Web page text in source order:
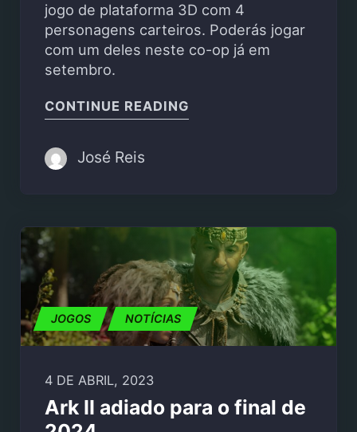
jogo de plataforma 3D com 4
personagens carteiros. Poderás jogar
com um deles neste co-op já em
setembro.
CONTINUE READING
José Reis
JOGOS NOTÍCIAS
4 DE ABRIL, 2023
Ark II adiado para o final de